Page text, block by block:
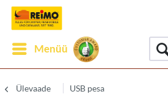
Menüü
Ülevaade USB pesa